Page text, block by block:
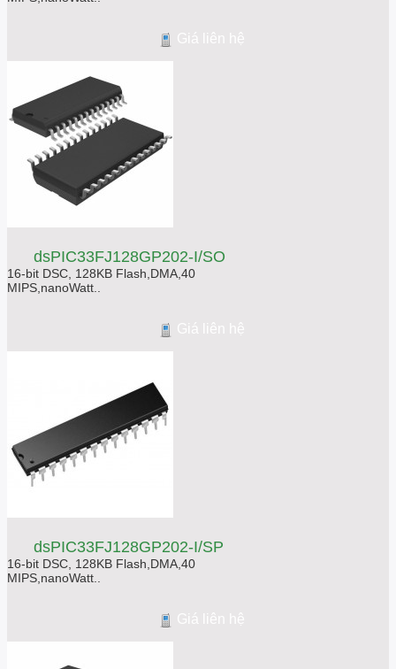
Giá liên hệ
dsPIC33FJ128GP202-I/SO
16-bit DSC, 128KB Flash,DMA,40
MIPS,nanoWatt..
Giá liên hệ
dsPIC33FJ128GP202-I/SP
16-bit DSC, 128KB Flash,DMA,40
MIPS,nanoWatt..
Giá liên hệ